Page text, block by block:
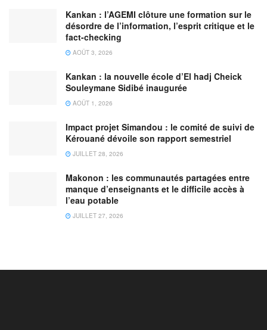
Kankan : l’AGEMI clôture une formation sur le
désordre de l’information, l’esprit critique et le
fact-checking
AOÛT 3, 2026
Kankan : la nouvelle école d’El hadj Cheick
Souleymane Sidibé inaugurée
AOÛT 1, 2026
Impact projet Simandou : le comité de suivi de
Kérouané dévoile son rapport semestriel
JUILLET 28, 2026
Makonon : les communautés partagées entre
manque d’enseignants et le difficile accès à
l’eau potable
JUILLET 27, 2026